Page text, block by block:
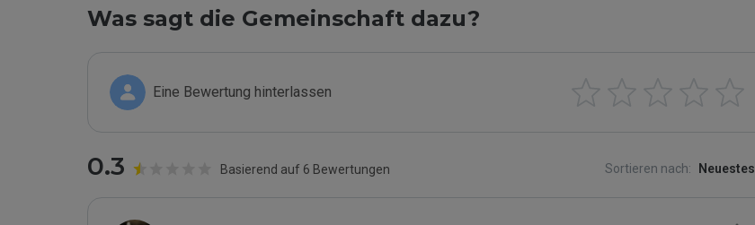
Was sagt die Gemeinschaft dazu?
Eine Bewertung hinterlassen
0.3 Basierend auf 6 Bewertungen Sortieren nach: Neuestes